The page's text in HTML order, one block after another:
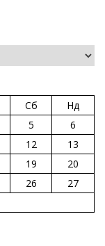
Сб
Нд
5
6
12
13
19
20
26
27